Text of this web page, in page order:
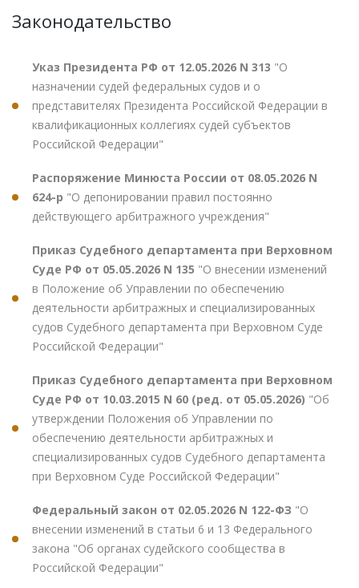
Законодательство
Указ Президента РФ от 12.05.2026 N 313 "О
назначении судей федеральных судов и о
представителях Президента Российской Федерации в
квалификационных коллегиях судей субъектов
Российской Федерации"
Распоряжение Минюста России от 08.05.2026 N
624-р "О депонировании правил постоянно
действующего арбитражного учреждения"
Приказ Судебного департамента при Верховном
Суде РФ от 05.05.2026 N 135 "О внесении изменений
в Положение об Управлении по обеспечению
деятельности арбитражных и специализированных
судов Судебного департамента при Верховном Суде
Российской Федерации"
Приказ Судебного департамента при Верховном
Суде РФ от 10.03.2015 N 60 (ред. от 05.05.2026) "Об
утверждении Положения об Управлении по
обеспечению деятельности арбитражных и
специализированных судов Судебного департамента
при Верховном Суде Российской Федерации"
Федеральный закон от 02.05.2026 N 122-ФЗ "О
внесении изменений в статьи 6 и 13 Федерального
закона "Об органах судейского сообщества в
Российской Федерации"